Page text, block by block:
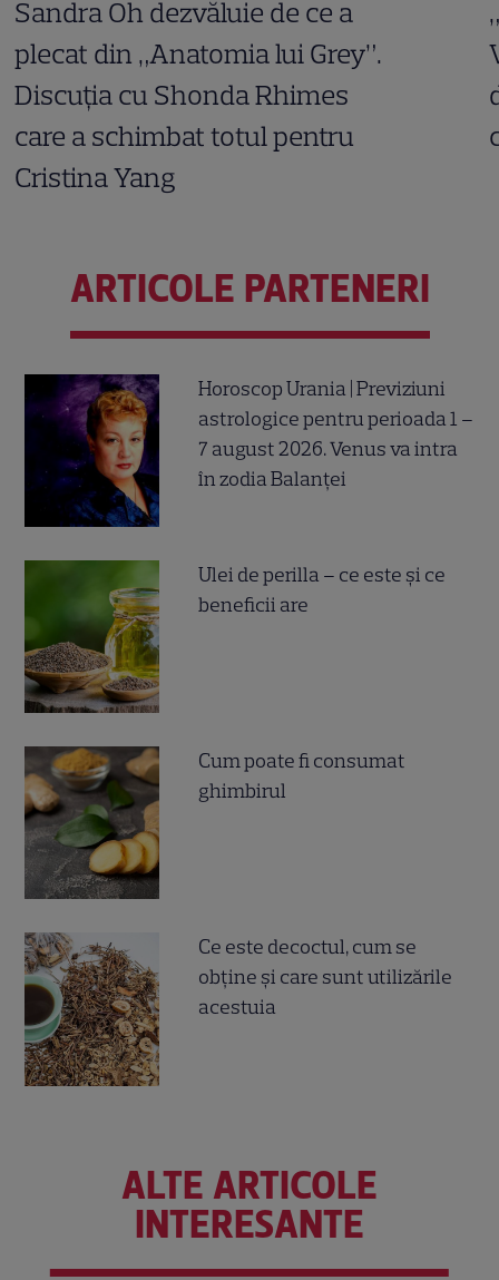
Sandra Oh dezvăluie de ce a
plecat din „Anatomia lui Grey”.
Discuția cu Shonda Rhimes
care a schimbat totul pentru
Cristina Yang
ARTICOLE PARTENERI
Horoscop Urania | Previziuni
astrologice pentru perioada 1 –
7 august 2026. Venus va intra
în zodia Balanței
Ulei de perilla – ce este și ce
beneficii are
Cum poate fi consumat
ghimbirul
Ce este decoctul, cum se
obţine şi care sunt utilizările
acestuia
ALTE ARTICOLE
INTERESANTE